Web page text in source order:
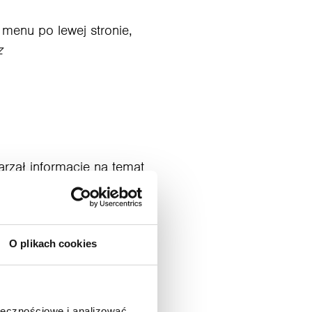
O plikach cookies
po lewej stronie,
informacje na temat
odrzucenia. Spokojnie,
kryteriów jest
kroków. Dla
sobie z nimi poradzić.